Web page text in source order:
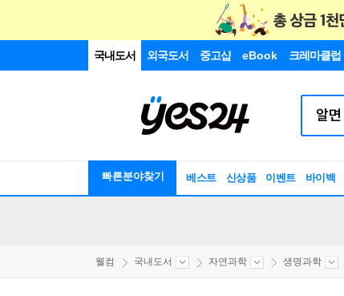
국내도서 외국도서 중고샵 eBook 크레마클럽
빠른분야찾기 베스트 신상품 이벤트 바이백
웰컴 국내도서 자연과학 생명과학